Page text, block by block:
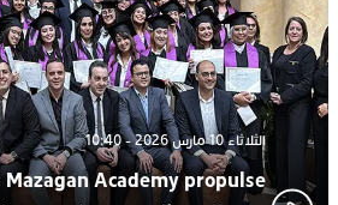
الثلاثاء 10 مارس 2026 - 10:40
Academy propulse